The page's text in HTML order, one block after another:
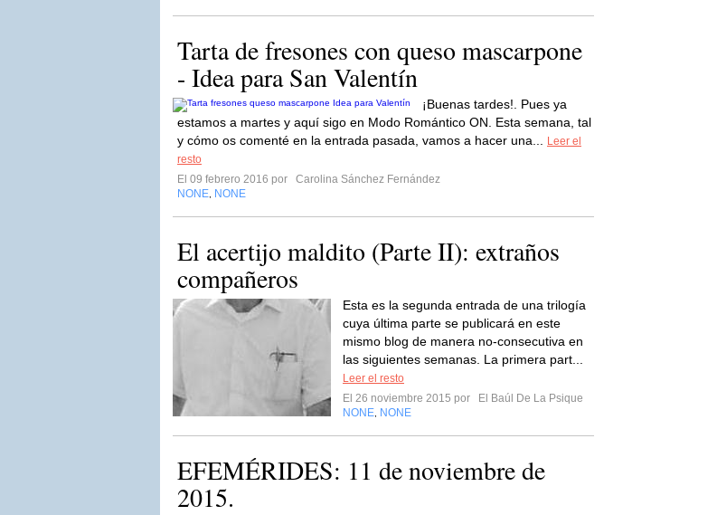
Tarta de fresones con queso mascarpone
- Idea para San Valentín
¡Buenas tardes!. Pues ya
estamos a martes y aquí sigo en Modo Romántico ON. Esta semana, tal
y cómo os comenté en la entrada pasada, vamos a hacer una...
Leer el
resto
El 09 febrero 2016 por
Carolina Sánchez Fernández
NONE NONE
El acertijo maldito (Parte II): extraños
compañeros
Esta es la segunda entrada de una trilogía
cuya última parte se publicará en este
mismo blog de manera no-consecutiva en
las siguientes semanas. La primera part...
Leer el resto
El 26 noviembre 2015 por
El Baúl De La Psique
NONE NONE
EFEMÉRIDES: 11 de noviembre de
2015.